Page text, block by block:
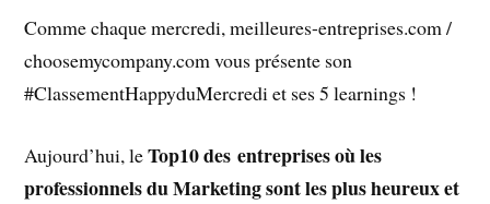
Comme chaque mercredi, meilleures-entreprises.com /
choosemycompany.com vous présente son
#ClassementHappyduMercredi et ses 5 learnings !
Aujourd’hui, leTop10 des entreprises où les
professionnels du Marketing sont les plus heureux et